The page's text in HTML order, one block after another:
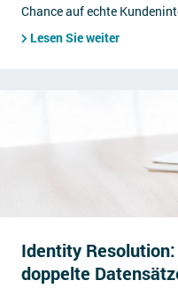
Chance auf echte
Lesen Sie weiter
Identity
doppelte